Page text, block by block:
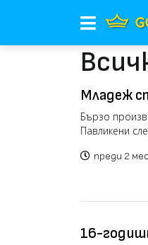
Младеж
Бързо
Павликени
преди 2
16-